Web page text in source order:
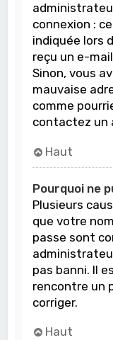
connexion :
indiquée lors
reçu un e-
Sinon, vous
mauvaise
comme
contactez un
Haut
Pourquoi ne
Plusieurs
que votre
passe sont
pas banni. Il
rencontre un
corriger.
Haut